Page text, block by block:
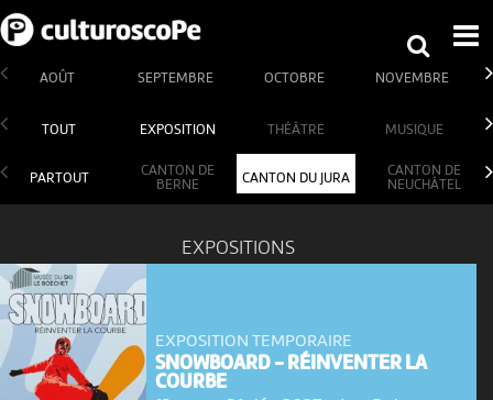
AOÛT SEPTEMBRE OCTOBRE NOVEMBRE
TOUT EXPOSITION THÉÂTRE MUSIQUE
PARTOUT
CANTON DE
BERNE
CANTON DU JURA
CANTON DE
NEUCHÂTEL
EXPOSITIONS
EXPOSITION TEMPORAIRE
SNOWBOARD - RÉINVENTER LA
COURBE